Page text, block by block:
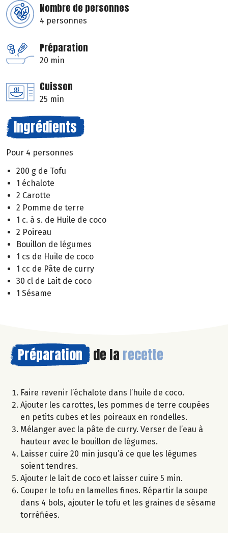
Nombre de personnes
4 personnes
Préparation
20 min
Cuisson
25 min
Ingrédients
Pour 4 personnes
200 g de Tofu
1 échalote
2 Carotte
2 Pomme de terre
1 c. à s. de Huile de coco
2 Poireau
Bouillon de légumes
1 cs de Huile de coco
1 cc de Pâte de curry
30 cl de Lait de coco
1 Sésame
Préparation de la recette
Faire revenir l’échalote dans l’huile de coco.
Ajouter les carottes, les pommes de terre coupées
en petits cubes et les poireaux en rondelles.
Mélanger avec la pâte de curry. Verser de l’eau à
hauteur avec le bouillon de légumes.
Laisser cuire 20 min jusqu’à ce que les légumes
soient tendres.
Ajouter le lait de coco et laisser cuire 5 min.
Couper le tofu en lamelles fines. Répartir la soupe
dans 4 bols, ajouter le tofu et les graines de sésame
torréfiées.